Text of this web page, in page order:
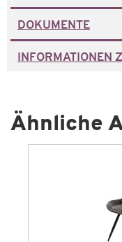
DOKUMENTE
INFORMATIONEN
Ähnliche